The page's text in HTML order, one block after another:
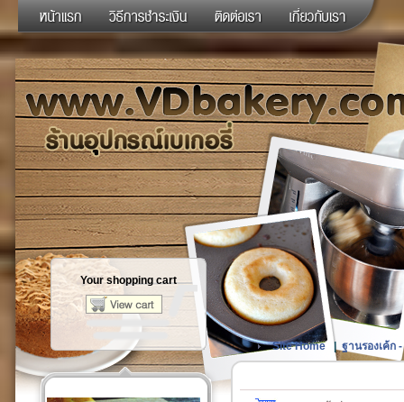
Your shopping cart
Site Home | ฐานรองเค้ก